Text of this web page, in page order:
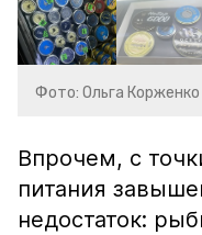
Фото: Ольга Корженко
Впрочем, с
питания
недостаток: